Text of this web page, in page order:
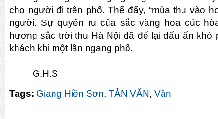
cho người đi trên phố. Thế đấy, “mùa thu vào
người. Sự quyến rũ của sắc vàng hoa cúc
hương sắc trời thu Hà Nội đã để lại dấu ấn khó
khách khi một lần ngang phố.
G.H.S
Tags: Giang Hiền Sơn, TẢN VĂN, Văn